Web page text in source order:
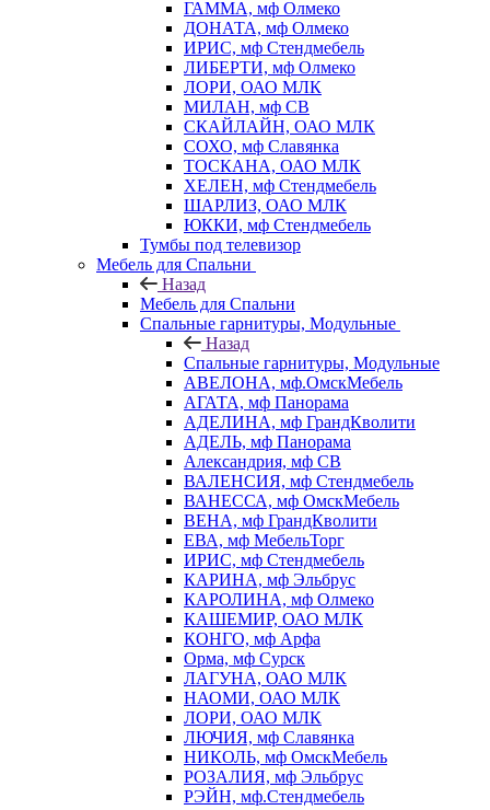
ГАММА, мф Олмеко
ДОНАТА, мф Олмеко
ИРИС, мф Стендмебель
ЛИБЕРТИ, мф Олмеко
ЛОРИ, ОАО МЛК
МИЛАН, мф СВ
СКАЙЛАЙН, ОАО МЛК
СОХО, мф Славянка
ТОСКАНА, ОАО МЛК
ХЕЛЕН, мф Стендмебель
ШАРЛИЗ, ОАО МЛК
ЮККИ, мф Стендмебель
Тумбы под телевизор
Мебель для Спальни
Назад
Мебель для Спальни
Спальные гарнитуры, Модульные
Назад
Спальные гарнитуры, Модульные
АВЕЛОНА, мф.ОмскМебель
АГАТА, мф Панорама
АДЕЛИНА, мф ГрандКволити
АДЕЛЬ, мф Панорама
Александрия, мф СВ
ВАЛЕНСИЯ, мф Стендмебель
ВАНЕССА, мф ОмскМебель
ВЕНА, мф ГрандКволити
ЕВА, мф МебельТорг
ИРИС, мф Стендмебель
КАРИНА, мф Эльбрус
КАРОЛИНА, мф Олмеко
КАШЕМИР, ОАО МЛК
КОНГО, мф Арфа
Орма, мф Сурск
ЛАГУНА, ОАО МЛК
НАОМИ, ОАО МЛК
ЛОРИ, ОАО МЛК
ЛЮЧИЯ, мф Славянка
НИКОЛЬ, мф ОмскМебель
РОЗАЛИЯ, мф Эльбрус
РЭЙН, мф.Стендмебель